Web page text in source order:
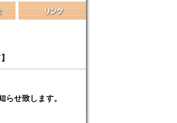
らせ致します。